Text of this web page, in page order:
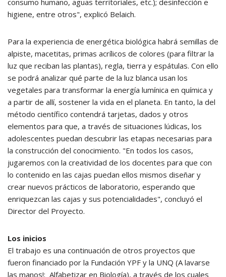
consumo humano, aguas territoriales, etc.); desinfección e
higiene, entre otros", explicó Belaich.
Para la experiencia de energética biológica habrá semillas de
alpiste, macetitas, primas acrílicos de colores (para filtrar la
luz que reciban las plantas), regla, tierra y espátulas. Con ello
se podrá analizar qué parte de la luz blanca usan los
vegetales para transformar la energía lumínica en química y
a partir de allí, sostener la vida en el planeta. En tanto, la del
método científico contendrá tarjetas, dados y otros
elementos para que, a través de situaciones lúdicas, los
adolescentes puedan descubrir las etapas necesarias para
la construcción del conocimiento. "En todos los casos,
jugaremos con la creatividad de los docentes para que con
lo contenido en las cajas puedan ellos mismos diseñar y
crear nuevos prácticos de laboratorio, esperando que
enriquezcan las cajas y sus potencialidades", concluyó el
Director del Proyecto.
Los inicios
El trabajo es una continuación de otros proyectos que
fueron financiado por la Fundación YPF y la UNQ (A lavarse
las manos!; Alfabetizar en Biología), a través de los cuales